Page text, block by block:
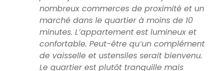
nombreux commerces de proximité et un
marché dans le quartier à moins de 10
minutes. L’appartement est lumineux et
confortable. Peut-être qu’un complément
de vaisselle et ustensiles serait bienvenu.
Le quartier est plutôt tranquille mais